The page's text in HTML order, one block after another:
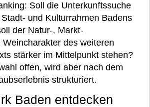
Soll die Unterkunftssuche
und Kulturrahmen Badens
der Natur-, Markt-
Weincharakter des weiteren
stärker im Mittelpunkt stehen?
offen, wird aber nach dem
strukturiert.
Baden entdecken